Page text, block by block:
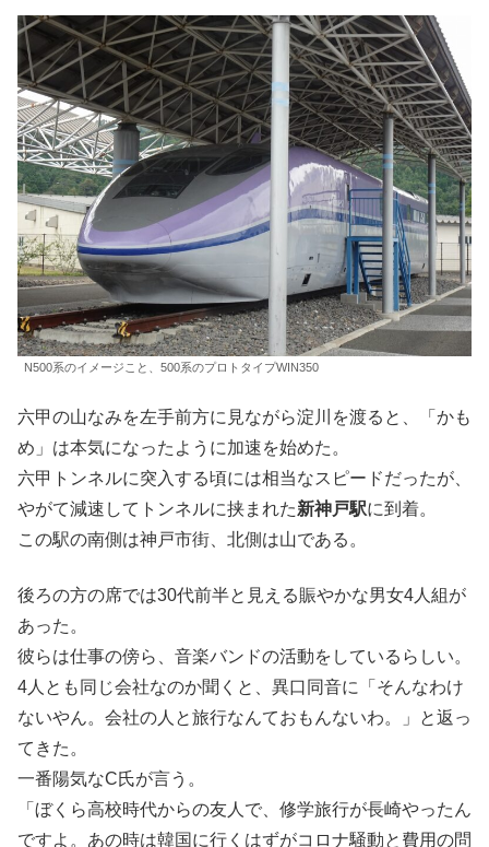
N500系のイメージこと、500系のプロトタイプWIN350
六甲の山なみを左手前方に見ながら淀川を渡ると、「かも
め」は本気になったように加速を始めた。
六甲トンネルに突入する頃には相当なスピードだったが、
やがて減速してトンネルに挟まれた新神戸駅に到着。
この駅の南側は神戸市街、北側は山である。
後ろの方の席では30代前半と見える賑やかな男女4人組が
あった。
彼らは仕事の傍ら、音楽バンドの活動をしているらしい。
4人とも同じ会社なのか聞くと、異口同音に「そんなわけ
ないやん。会社の人と旅行なんておもんないわ。」と返っ
てきた。
一番陽気なC氏が言う。
「ぼくら高校時代からの友人で、修学旅行が長崎やったん
ですよ。あの時は韓国に行くはずがコロナ騒動と費用の問